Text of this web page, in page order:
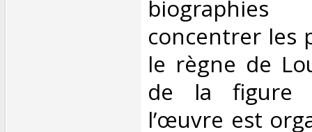
concentrer les
le règne de
de la figure
l’œuvre est